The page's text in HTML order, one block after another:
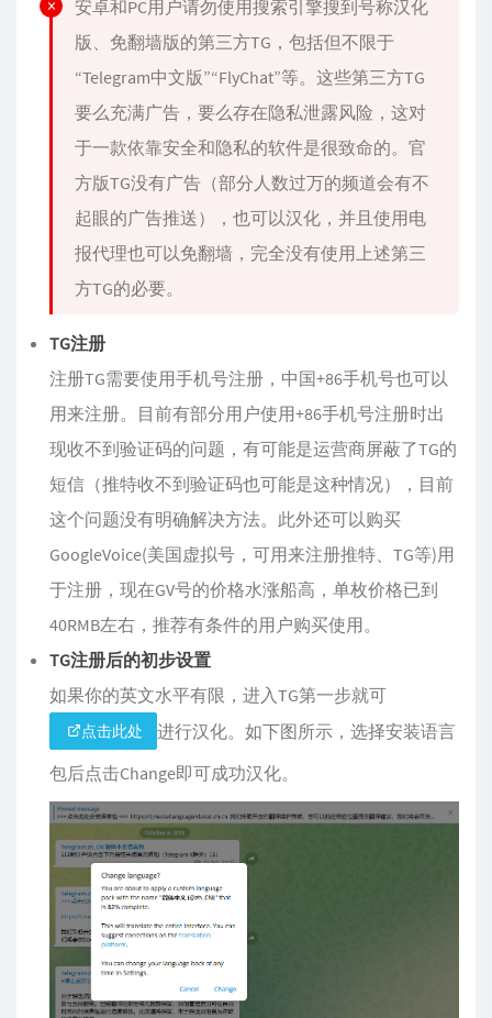
安卓和PC用户请勿使用搜索引擎搜到号称汉化
版、免翻墙版的第三方TG，包括但不限于
“Telegram中文版”“FlyChat”等。这些第三方TG
要么充满广告，要么存在隐私泄露风险，这对
于一款依靠安全和隐私的软件是很致命的。官
方版TG没有广告（部分人数过万的频道会有不
起眼的广告推送），也可以汉化，并且使用电
报代理也可以免翻墙，完全没有使用上述第三
方TG的必要。
TG注册
注册TG需要使用手机号注册，中国+86手机号也可以
用来注册。目前有部分用户使用+86手机号注册时出
现收不到验证码的问题，有可能是运营商屏蔽了TG的
短信（推特收不到验证码也可能是这种情况），目前
这个问题没有明确解决方法。此外还可以购买
GoogleVoice(美国虚拟号，可用来注册推特、TG等)用
于注册，现在GV号的价格水涨船高，单枚价格已到
40RMB左右，推荐有条件的用户购买使用。
TG注册后的初步设置
如果你的英文水平有限，进入TG第一步就可
点击此处
进行汉化。如下图所示，选择安装语言
包后点击Change即可成功汉化。